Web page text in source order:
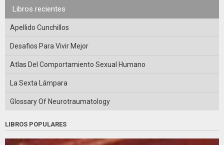
Libros recientes
Apellido Cunchillos
Desafios Para Vivir Mejor
Atlas Del Comportamiento Sexual Humano
La Sexta Lámpara
Glossary Of Neurotraumatology
LIBROS POPULARES